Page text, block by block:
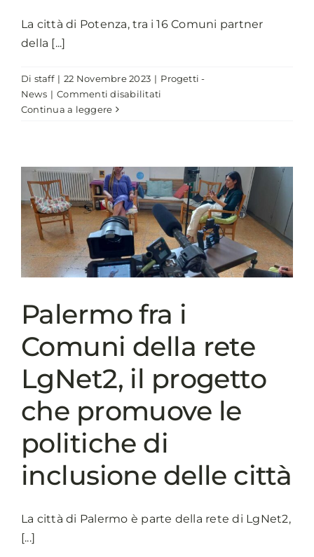
La città di Potenza, tra i 16 Comuni partner
della [...]
Di staff | 22 Novembre 2023 | Progetti -
News | Commenti disabilitati
AGRICOLTURA
E
SARTORIA
SOCIALE
PER
INCLUDERE
I
MIGRANTI
ANCORA
INTEGRATI
Continua a leggere
Palermo fra i
Comuni della rete
LgNet2, il progetto
che promuove le
politiche di
inclusione delle città
La città di Palermo è parte della rete di LgNet2,
[...]